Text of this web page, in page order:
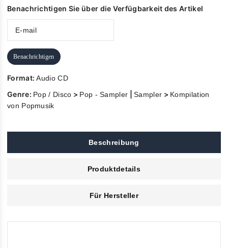
Benachrichtigen Sie über die Verfügbarkeit des Artikel
Benachrichtigen
Format:Audio CD
Genre: Pop / Disco > Pop - Sampler |Sampler > Kompilation
von Popmusik
Beschreibung
Produktdetails
Für Hersteller